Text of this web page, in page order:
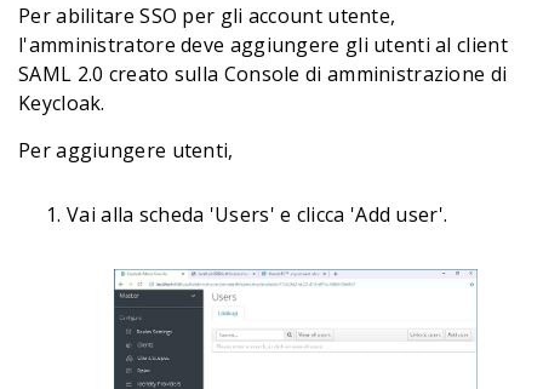
Per abilitare SSO per gli account utente,
l'amministratore deve aggiungere gli utenti al client
SAML 2.0 creato sulla Console di amministrazione di
Keycloak.
Per aggiungere utenti,
Vai alla scheda 'Users' e clicca 'Add user'.